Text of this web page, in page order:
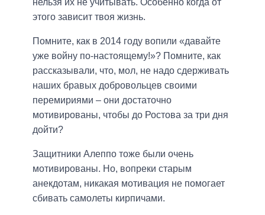
нельзя их не учитывать. Особенно когда от
этого зависит твоя жизнь.
Помните, как в 2014 году вопили «давайте
уже войну по-настоящему!»? Помните, как
рассказывали, что, мол, не надо сдерживать
наших бравых добровольцев своими
перемириями – они достаточно
мотивированы, чтобы до Ростова за три дня
дойти?
Защитники Алеппо тоже были очень
мотивированы. Но, вопреки старым
анекдотам, никакая мотивация не помогает
сбивать самолеты кирпичами.